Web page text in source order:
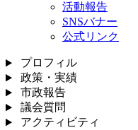
活動報告
SNSバナー
公式リンク
プロフィル
政策・実績
市政報告
議会質問
アクティビティ